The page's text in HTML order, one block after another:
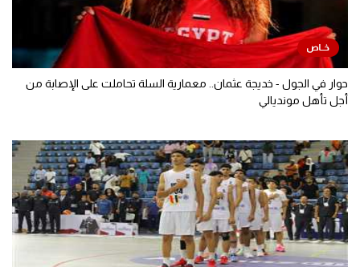
حوار في الجول - خديجة عثمان.. معمارية السلة تحاملت على الإصابة من
أجل تأهل مونديالي